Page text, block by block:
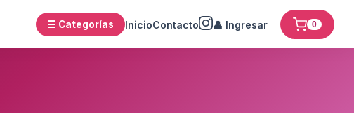
☰ Categorías InicioContacto 👤 Ingresar 0